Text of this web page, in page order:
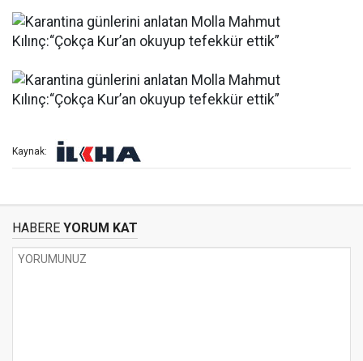
Kaynak:
HABERE YORUM KAT